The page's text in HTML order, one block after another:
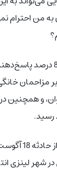
من احترام
در این نظرسنجی، 87
مزاحمان
این
شهر لینزی